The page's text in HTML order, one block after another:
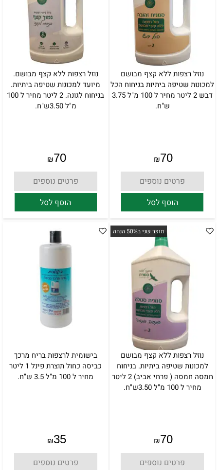
נוזל רצפות ללא קצף מבושם
למכונות שטיפה ביתיות בניחוח הכל
דבש 2 ליטר מחיר ל 100 מ"ל 3.75
ש"ח.
₪70
פרטים נוספים
הוסף לסל
נוזל רצפות ללא קצף מבושם.
מיועד למכונות שטיפה ביתיות.
בניחוח לגונה. 2 ליטר מחיר ל 100
מ"ל 3.50ש"ח.
₪70
פרטים נוספים
הוסף לסל
מוצר שני ב50% הנחה
נוזל רצפות ללא קצף מבושם
למכונות שטיפה ביתיות. בניחוח
חמסה חמסה ( פרחי אביב) 2 ליטר
מחיר ל 100 מ"ל 3.50ש"ח.
₪70
פרטים נוספים
בישומית לרצפות בריח מרכך
כביסה כחול תוצרת פינל 1 ליטר
מחיר ל 100 מ"ל 3.5 ש"ח.
₪35
פרטים נוספים